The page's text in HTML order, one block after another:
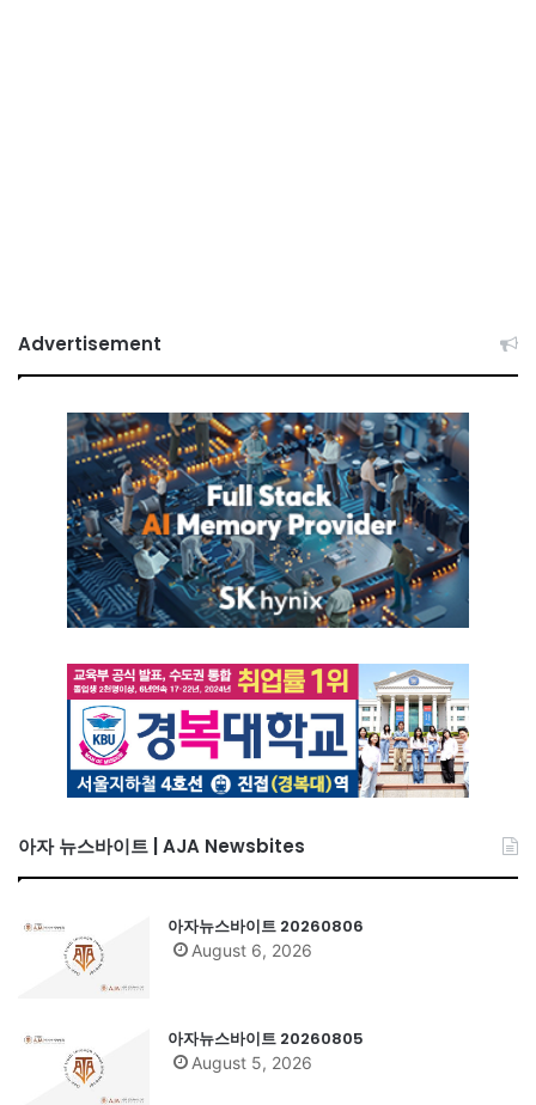
Advertisement
아자 뉴스바이트 | AJA Newsbites
아자뉴스바이트 20260806
August 6, 2026
아자뉴스바이트 20260805
August 5, 2026